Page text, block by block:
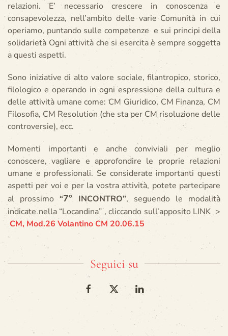
relazioni. E’ necessario crescere in conoscenza e
consapevolezza, nell’ambito delle varie Comunità in cui
operiamo, puntando sulle competenze e sui principi della
solidarietà Ogni attività che si esercita è sempre soggetta
a questi aspetti.
Sono iniziative di alto valore sociale, filantropico, storico,
filologico e operando in ogni espressione della cultura e
delle attività umane come: CM Giuridico, CM Finanza, CM
Filosofia, CM Resolution (che sta per CM risoluzione delle
controversie), ecc.
Momenti importanti e anche conviviali per meglio
conoscere, vagliare e approfondire le proprie relazioni
umane e professionali. Se considerate importanti questi
aspetti per voi e per la vostra attività, potete partecipare
al prossimo “7° INCONTRO”, seguendo le modalità
indicate nella “Locandina” , cliccando sull’apposito LINK >
CM, Mod.26 Volantino CM 20.06.15
Seguici su